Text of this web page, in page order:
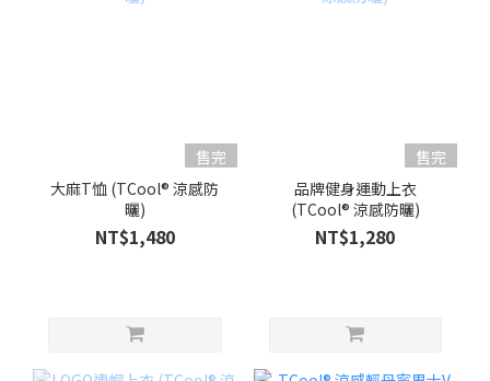
售完
大麻T恤 (TCool® 涼感防
曬)
NT$1,480
售完
品牌健身運動上衣
(TCool® 涼感防曬)
NT$1,280